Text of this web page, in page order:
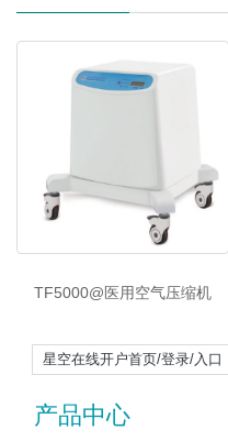
TF5000@医用空气压缩机
星空在线开户首页/登录/入口
产品中心